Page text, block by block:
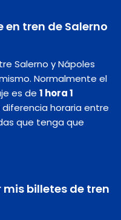
en tren de Salerno
Salerno y Nápoles
Normalmente el
es de 1 hora 1
horaria entre
que tenga que
billetes de tren